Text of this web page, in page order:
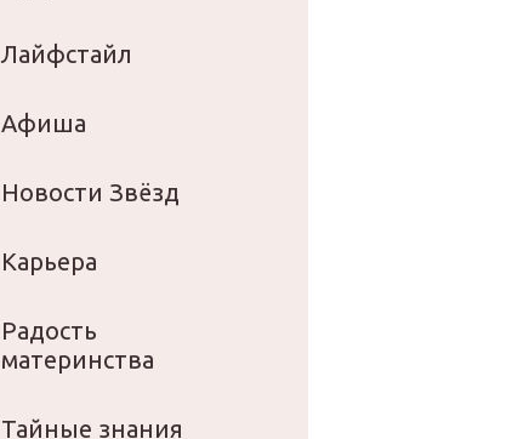
Лайфстайл
Афиша
Новости Звёзд
Карьера
Радость
материнства
Тайные знания